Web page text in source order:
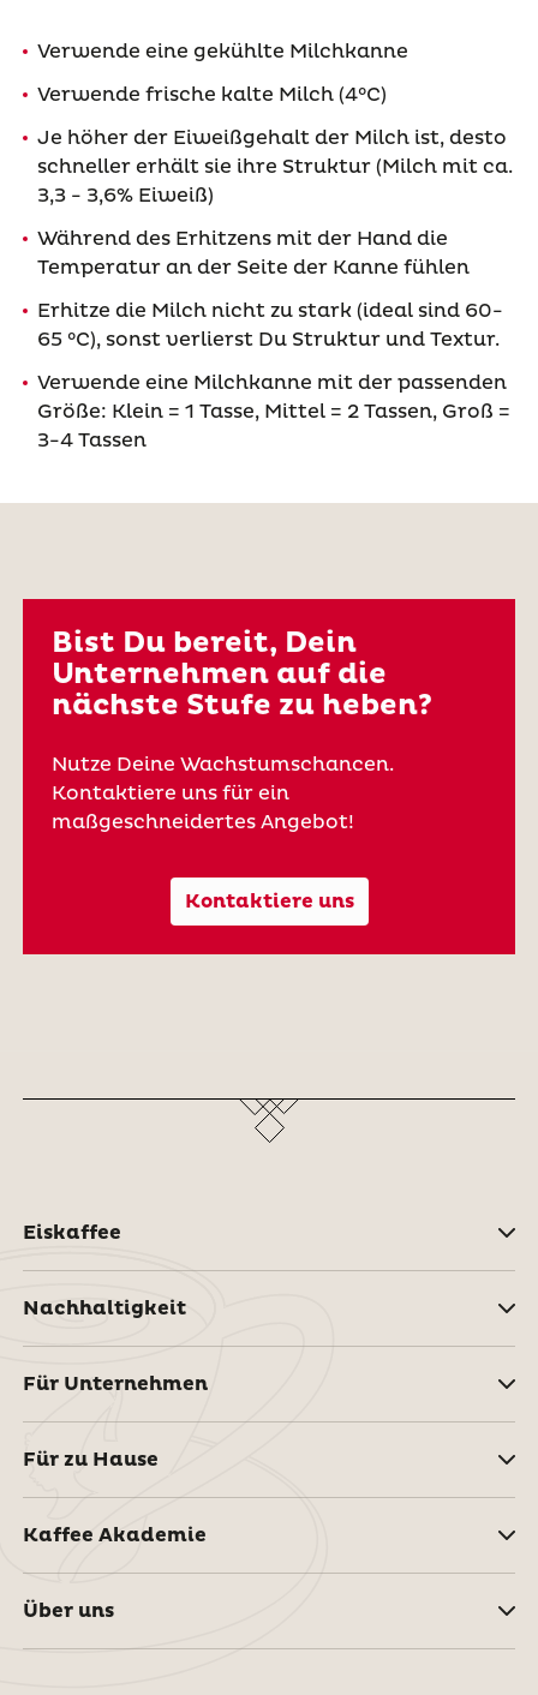
Verwende eine gekühlte Milchkanne
Verwende frische kalte Milch (4°C)
Je höher der Eiweißgehalt der Milch ist, desto
schneller erhält sie ihre Struktur (Milch mit ca.
3,3 - 3,6% Eiweiß)
Während des Erhitzens mit der Hand die
Temperatur an der Seite der Kanne fühlen
Erhitze die Milch nicht zu stark (ideal sind 60-
65 °C), sonst verlierst Du Struktur und Textur.
Verwende eine Milchkanne mit der passenden
Größe: Klein = 1 Tasse, Mittel = 2 Tassen, Groß =
3-4 Tassen
Bist Du bereit, Dein
Unternehmen auf die
nächste Stufe zu heben?
Nutze Deine Wachstumschancen.
Kontaktiere uns für ein
maßgeschneidertes Angebot!
Kontaktiere uns
Eiskaffee
Nachhaltigkeit
Für Unternehmen
Für zu Hause
Kaffee Akademie
Über uns